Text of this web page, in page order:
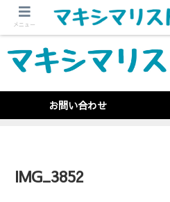
お問い合わせ
IMG_3852
メニュー